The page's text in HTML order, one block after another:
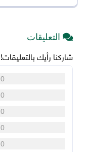
التعليقات
شاركنا رأيك بالتعليقات!
0
0
0
0
0